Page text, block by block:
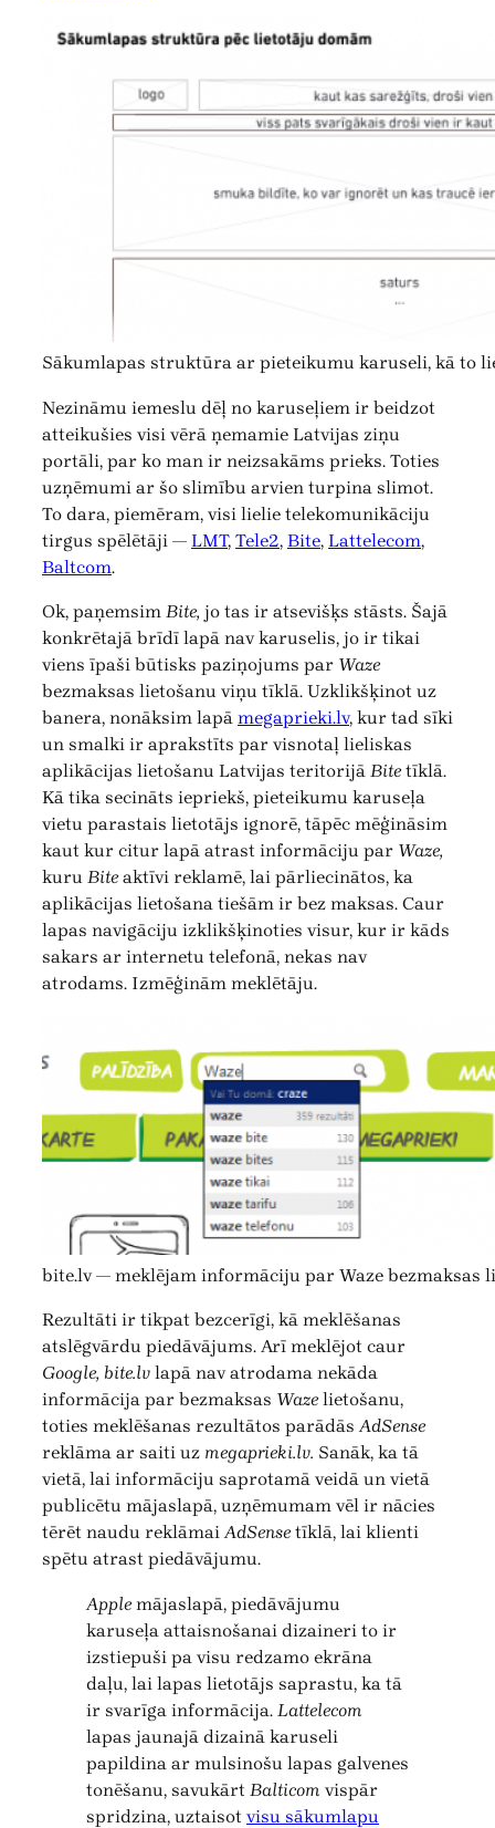
Sākumlapas struktūra ar pieteikumu karuseli, kā to
Nezināmu iemeslu dēļ no karuseļiem ir beidzot
atteikušies visi vērā ņemamie Latvijas ziņu
portāli, par ko man ir neizsakāms prieks. Toties
uzņēmumi ar šo slimību arvien turpina slimot.
To dara, piemēram, visi lielie telekomunikāciju
tirgus spēlētāji — LMT, Tele2, Bite, Lattelecom,
Baltcom.
Ok, paņemsim Bite, jo tas ir atsevišķs stāsts. Šajā
konkrētajā brīdī lapā nav karuselis, jo ir tikai
viens īpaši būtisks paziņojums par Waze
bezmaksas lietošanu viņu tīklā. Uzklikšķinot uz
banera, nonāksim lapā megaprieki.lv, kur tad sīki
un smalki ir aprakstīts par visnotaļ lieliskas
aplikācijas lietošanu Latvijas teritorijā Bitetīklā.
Kā tika secināts iepriekš, pieteikumu karuseļa
vietu parastais lietotājs ignorē, tāpēc mēģināsim
kaut kur citur lapā atrast informāciju par Waze,
kuru Biteaktīvi reklamē, lai pārliecinātos, ka
aplikācijas lietošana tiešām ir bez maksas. Caur
lapas navigāciju izklikšķinoties visur, kur ir kāds
sakars ar internetu telefonā, nekas nav
atrodams. Izmēģinām meklētāju.
bite.lv — meklējam informāciju par Waze bezmaksas
Rezultāti ir tikpat bezcerīgi, kā meklēšanas
atslēgvārdu piedāvājums. Arī meklējot caur
Google, bite.lv lapā nav atrodama nekāda
informācija par bezmaksas Wazelietošanu,
toties meklēšanas rezultātos parādāsAdSense
reklāma ar saiti uz megaprieki.lv. Sanāk, ka tā
vietā, lai informāciju saprotamā veidā un vietā
publicētu mājaslapā, uzņēmumam vēl ir nācies
tērēt naudu reklāmaiAdSensetīklā, lai klienti
spētu atrast piedāvājumu.
Applemājaslapā, piedāvājumu
karuseļa attaisnošanai dizaineri to ir
izstiepuši pa visu redzamo ekrāna
daļu, lai lapas lietotājs saprastu, ka tā
ir svarīga informācija. Lattelecom
lapas jaunajā dizainā karuseli
papildina ar mulsinošu lapas galvenes
tonēšanu, savukārt Balticom vispār
spridzina, uztaisot visu sākumlapu